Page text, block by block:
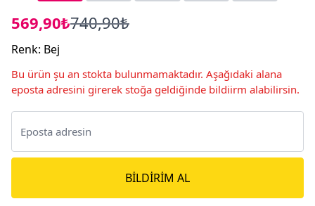
569,90₺740,90₺
Renk: Bej
Bu ürün şu an stokta bulunmamaktadır. Aşağıdaki alana
eposta adresini girerek stoğa geldiğinde bildiirm alabilirsin.
BILDIRIM AL